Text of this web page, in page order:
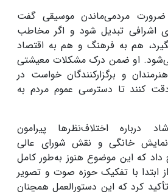
مردمی‌ماندن موسیقی گفت
اشرافی تبدیل شود و اگر مخاطب
هم به فرهنگ و هم به اقتصاد
او ضمن درک مشکلات معیشتی
و برگزارکنندگان خواست در
کنند تا دسترسی عموم مردم به
درباره اختلاف‌نظرها پیرامون
خانگی و نقش شورای عالی
داد که این موضوع هنوز به‌طور کامل
ابتدا با تفکیک حوزه صوت و تصویر
کرد که این دستورالعمل همچنان